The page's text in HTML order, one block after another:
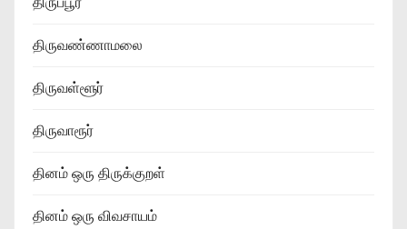
திருவண்ணாமலை
திருவள்ளூர்
திருவாரூர்
தினம் ஒரு திருக்குறள்
தினம் ஒரு விவசாயம்